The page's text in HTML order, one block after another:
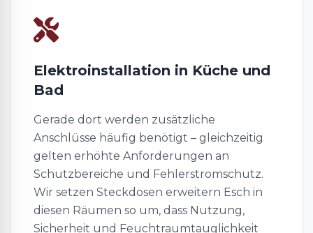
Elektroinstallation in Küche und
Bad
Gerade dort werden zusätzliche
Anschlüsse häufig benötigt – gleichzeitig
gelten erhöhte Anforderungen an
Schutzbereiche und Fehlerstromschutz.
Wir setzen Steckdosen erweitern Esch in
diesen Räumen so um, dass Nutzung,
Sicherheit und Feuchtraumtauglichkeit